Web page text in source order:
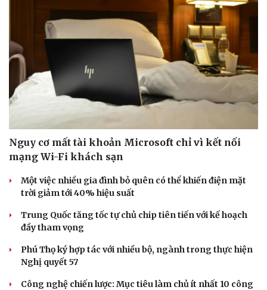
Thể thao
Bóng đá
Lịch thi đấu bóng đá
Thế giới thể thao
eSports
Hậu trường
Ô tô - Xe máy
Xe máy
Tư vấn
Nguy cơ mất tài khoản Microsoft chỉ vì kết nối
mạng Wi-Fi khách sạn
Một việc nhiều gia đình bỏ quên có thể khiến điện mặt
trời giảm tới 40% hiệu suất
Trung Quốc tăng tốc tự chủ chip tiên tiến với kế hoạch
đầy tham vọng
Phú Thọ ký hợp tác với nhiều bộ, ngành trong thực hiện
Nghị quyết 57
Công nghệ chiến lược: Mục tiêu làm chủ ít nhất 10 công